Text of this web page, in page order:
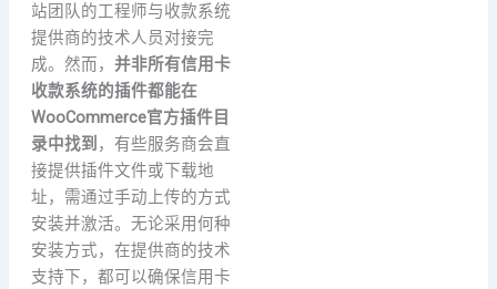
站团队的工程师与收款系统
提供商的技术人员对接完
成。然而， 并非所有信用卡
收款系统的插件都能在
WooCommerce官方插件目
录中找到 ，有些服务商会直
接提供插件文件或下载地
址，需通过手动上传的方式
安装并激活。无论采用何种
安装方式，在提供商的技术
支持下，都可以确保信用卡